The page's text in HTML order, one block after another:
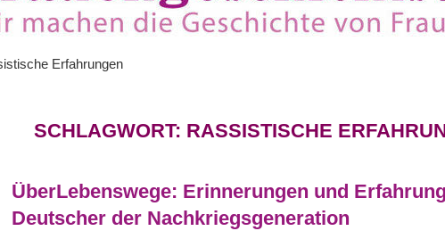
Erfahrungen
SCHLAGWORT: RASSISTISCHE
ÜberLebenswege: Erinnerungen und
Deutscher der Nachkriegsgeneration